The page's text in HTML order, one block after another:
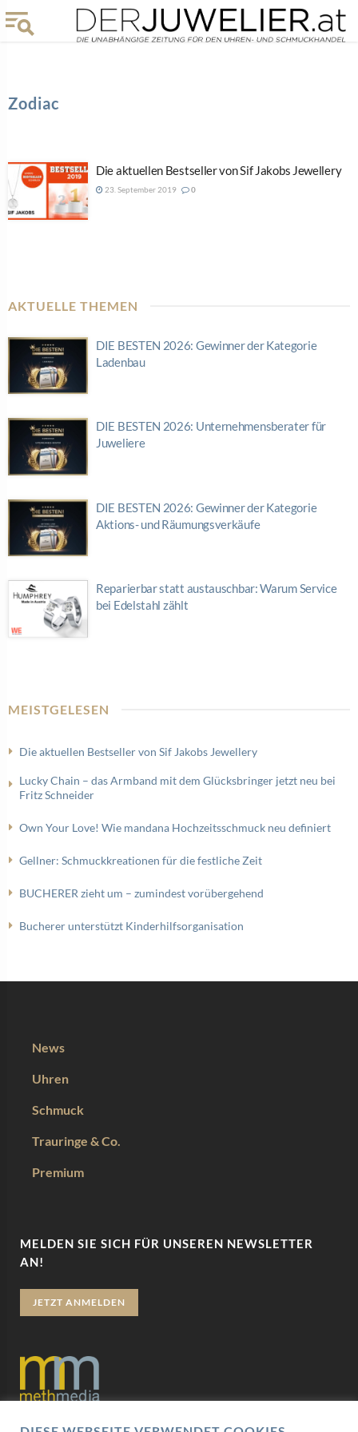
Zodiac
Die aktuellen Bestseller von Sif Jakobs Jewellery
23. September 2019 0
AKTUELLE THEMEN
DIE BESTEN 2026: Gewinner der Kategorie
Ladenbau
DIE BESTEN 2026: Unternehmensberater für
Juweliere
DIE BESTEN 2026: Gewinner der Kategorie
Aktions- und Räumungsverkäufe
Reparierbar statt austauschbar: Warum Service
bei Edelstahl zählt
MEISTGELESEN
Die aktuellen Bestseller von Sif Jakobs Jewellery
Lucky Chain – das Armband mit dem Glücksbringer jetzt neu bei
Fritz Schneider
Own Your Love! Wie mandana Hochzeitsschmuck neu definiert
Gellner: Schmuckkreationen für die festliche Zeit
BUCHERER zieht um – zumindest vorübergehend
Bucherer unterstützt Kinderhilfsorganisation
News
Uhren
Schmuck
Trauringe & Co.
Premium
MELDEN SIE SICH FÜR UNSEREN NEWSLETTER
AN!
JETZT ANMELDEN